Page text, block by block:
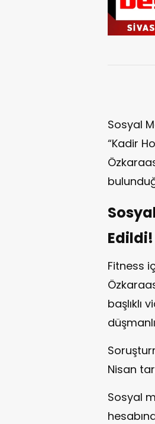
Sosyal
“Kadir
Edildi!
Fitness
başlıklı
Nisan
Sosyal